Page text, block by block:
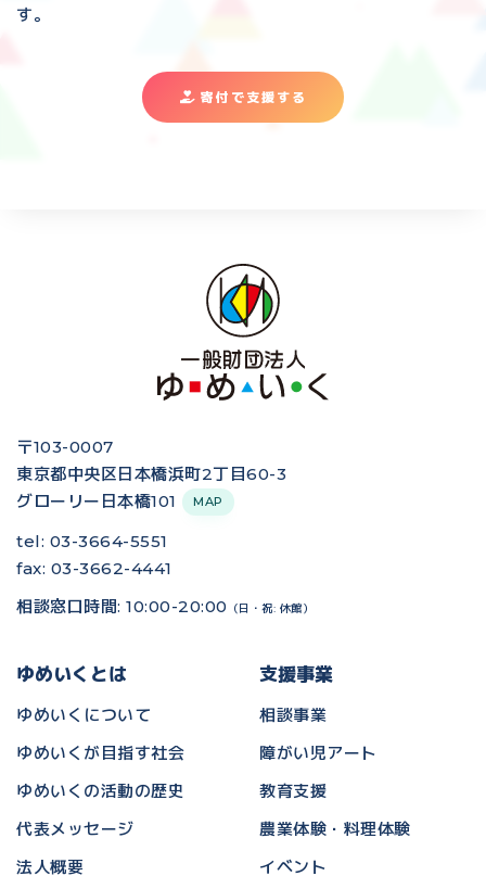
す。
寄付で支援する
〒103-0007
東京都中央区日本橋浜町2丁目60-3
グローリー日本橋101
MAP
tel: 03-3664-5551
fax: 03-3662-4441
相談窓口時間: 10:00-20:00
（日・祝: 休館）
ゆめいくとは
ゆめいくについて
ゆめいくが目指す社会
ゆめいくの活動の歴史
代表メッセージ
法人概要
支援事業
相談事業
障がい児アート
教育支援
農業体験・料理体験
イベント